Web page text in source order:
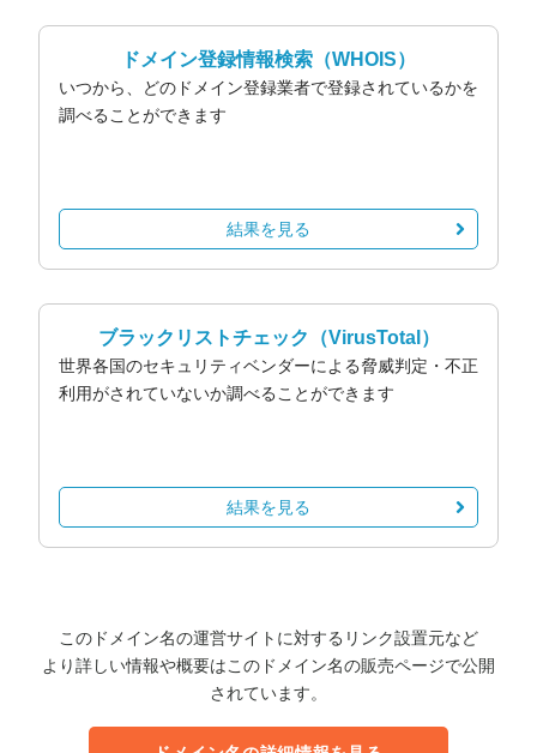
ドメイン登録情報検索 （WHOIS）
いつから、どのドメイン登録業者で登録されているかを
調べることができます
結果を見る
ブラックリストチェック （VirusTotal）
世界各国のセキュリティベンダーによる脅威判定・不正
利用がされていないか調べることができます
結果を見る
このドメイン名の運営サイトに対するリンク設置元など
より詳しい情報や概要はこのドメイン名の販売ページで公開
されています。